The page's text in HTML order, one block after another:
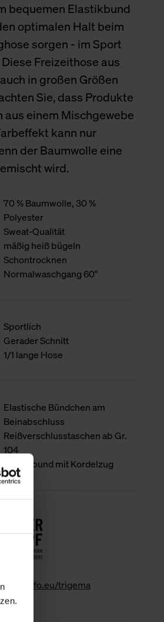
bequemen Elastikbund
optimalen Halt beim
sorgen - im Sport
Freizeithose aus
in großen Größen
Sie, dass Produkte
aus einem Mischgewebe
kann nur
der Baumwolle eine
wird.
70 % Baumwolle, 30 %
Polyester
Sweat-Qualität
mäßig heiß bügeln
Schontrocknen
Normalwaschgang 60°
Sportlich
Gerader Schnitt
1/1 lange Hose
Elastische Bündchen am
Beinabschluss
Reißverschlusstaschen ab Gr.
104
Elastikbund mit Kordelzug
info.eu/trigema